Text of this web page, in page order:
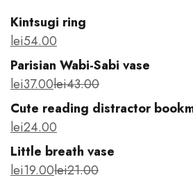
Kintsugi ring
lei54.00
Parisian Wabi-Sabi vase
lei37.00lei43.00
Cute reading distractor
lei24.00
Little breath vase
lei19.00lei21.00